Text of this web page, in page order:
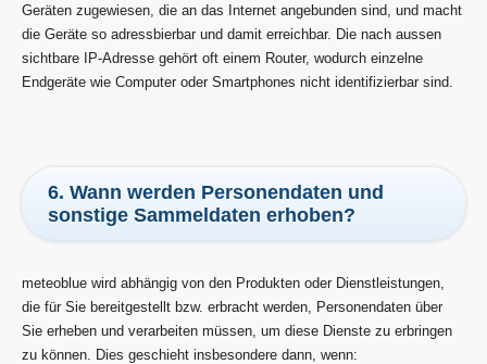
Geräten zugewiesen, die an das Internet angebunden sind, und macht
die Geräte so adressbierbar und damit erreichbar. Die nach aussen
sichtbare IP-Adresse gehört oft einem Router, wodurch einzelne
Endgeräte wie Computer oder Smartphones nicht identifizierbar sind.
6. Wann werden Personendaten und
sonstige Sammeldaten erhoben?
meteoblue wird abhängig von den Produkten oder Dienstleistungen,
die für Sie bereitgestellt bzw. erbracht werden, Personendaten über
Sie erheben und verarbeiten müssen, um diese Dienste zu erbringen
zu können. Dies geschieht insbesondere dann, wenn: